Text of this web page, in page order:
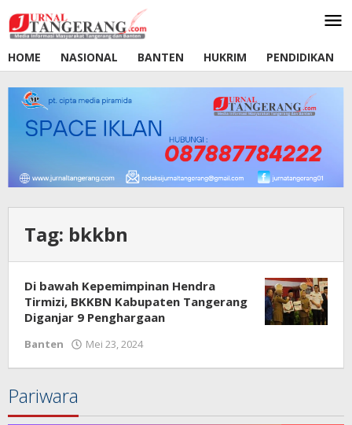
ke
konten
HOME
NASIONAL BANTEN HUKRIM PENDIDIKAN
Tag: bkkbn
Di bawah Kepemimpinan Hendra
Tirmizi, BKKBN Kabupaten Tangerang
Diganjar 9 Penghargaan
Banten Mei 23, 2024
Pariwara